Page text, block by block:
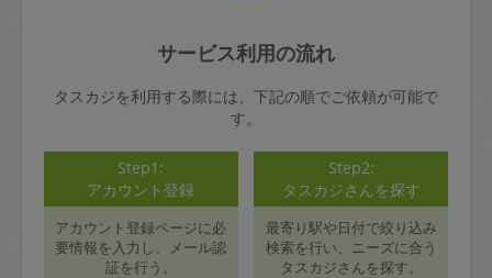
サービス利用の流れ
タスカジを利用する際には、下記の順でご依頼が可能で
す。
Step1:
アカウント登録
アカウント登録ページに必
要情報を入力し、メール認
証を行う。
Step2:
タスカジさんを探す
最寄り駅や日付で絞り込み
検索を行い、ニーズに合う
タスカジさんを探す。